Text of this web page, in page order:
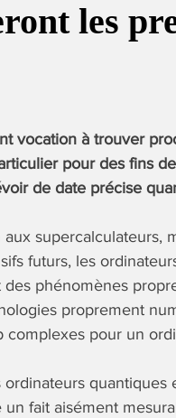
les
vocation à trouver
pour des fins
de date précise
supercalculateurs,
futurs, les
phénomènes
proprement
complexes pour un
ordinateurs quantiques
un fait aisément